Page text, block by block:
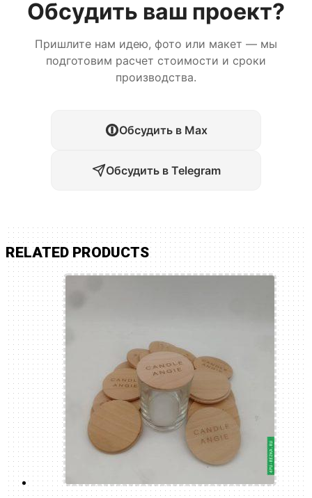
Обсудить ваш проект?
Пришлите нам идею, фото или макет — мы
подготовим расчет стоимости и сроки
производства.
Обсудить в Max
Обсудить в Telegram
RELATED PRODUCTS